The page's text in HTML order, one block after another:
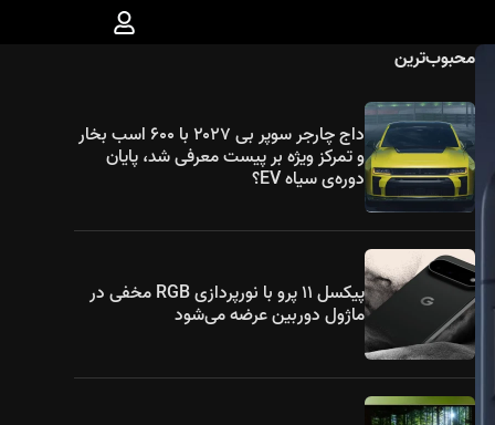
محبوب‌ترین
داج چارجر سوپر بی ۲۰۲۷ با ۶۰۰ اسب بخار
و تمرکز ویژه بر پیست معرفی شد، پایان
دوره‌ی سیاه EV؟
پیکسل ۱۱ پرو با نورپردازی RGB مخفی در
ماژول دوربین عرضه می‌شود